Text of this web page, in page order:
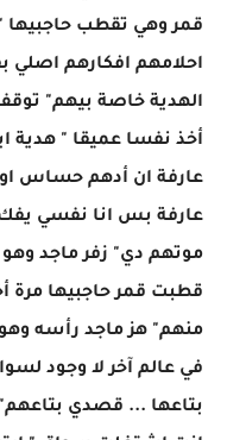
قمر وهي تقطب
احلامهم افكارهم اصلي
الهدية خاصة بيهم"
أخذ نفسا عميقا " هدية
عارفة ان أدهم حساس
عارفة بس انا نفسي
موتهم دي" زفر ماجد
قطبت قمر حاجبيها مرة
منهم" هز ماجد رأسه وهو
في عالم آخر لا وجود
بتاعها ... قصدي